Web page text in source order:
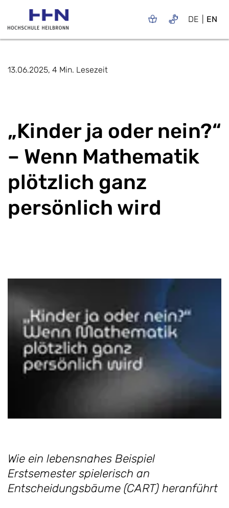
DE EN
13.06.2025, 4 Min. Lesezeit
„Kinder ja oder nein?“
– Wenn Mathematik
plötzlich ganz
persönlich wird
Wie ein lebensnahes Beispiel
Erstsemester spielerisch an
Entscheidungsbäume (CART) heranführt